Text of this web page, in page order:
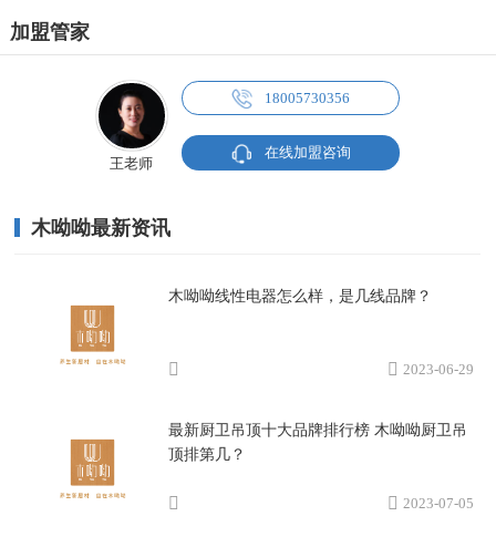
加盟管家
王老师
18005730356
在线加盟咨询
木呦呦最新资讯
木呦呦线性电器怎么样，是几线品牌？
2023-06-29
最新厨卫吊顶十大品牌排行榜 木呦呦厨卫吊
顶排第几？
2023-07-05